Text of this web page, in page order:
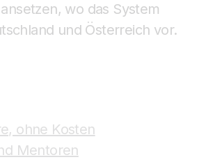
wo das System
und Österreich vor.
ohne Kosten
Mentoren